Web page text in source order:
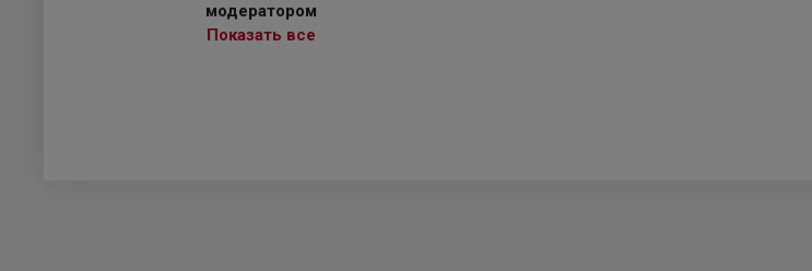
модератором
Показать все